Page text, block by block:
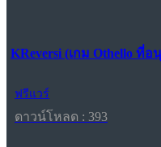
KReversi (เกม Othello ที่
ฟรีแวร์
ดาวน์โหลด : 393